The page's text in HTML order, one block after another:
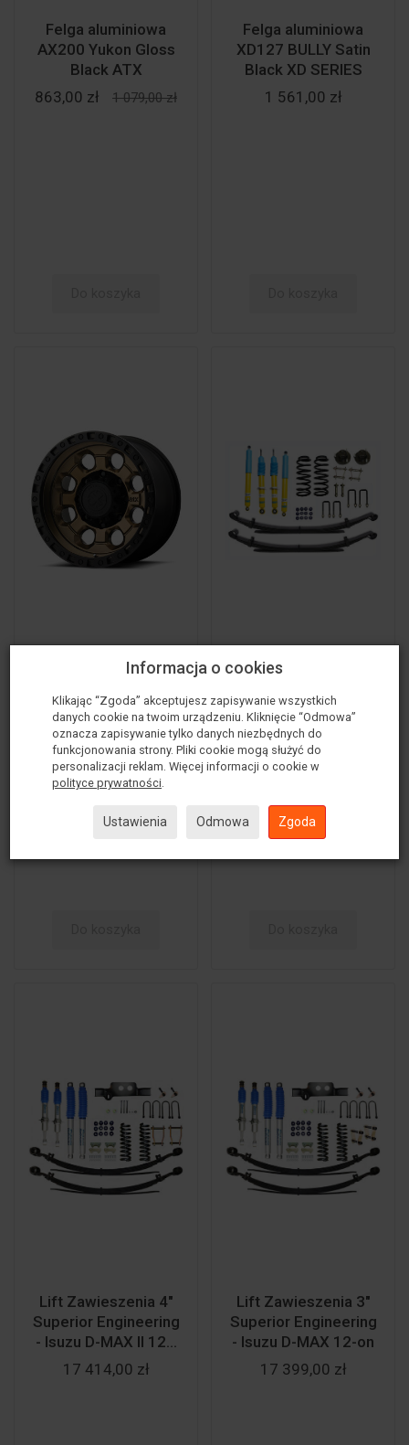
Felga aluminiowa
AX200 Yukon Gloss
Black ATX
863,00 zł
1 079,00 zł
Felga aluminiowa
XD127 BULLY Satin
Black XD SERIES
1 561,00 zł
Felga Aluminiowa
AX201 Brązowa z
Czarnym...
2 057,00 zł
Lift Zawieszenia
Engineering - Isuzu D-
MAX II ...
10 933,00 zł
Lift Zawieszenia 4"
Superior Engineering
- Isuzu D-MAX II 12...
17 414,00 zł
Lift Zawieszenia 3"
Superior Engineering
- Isuzu D-MAX 12-on
17 399,00 zł
Informacja o cookies
Klikając “Zgoda” akceptujesz zapisywanie wszystkich
danych cookie na twoim urządzeniu. Kliknięcie “Odmowa”
oznacza zapisywanie tylko danych niezbędnych do
funkcjonowania strony. Pliki cookie mogą służyć do
personalizacji reklam. Więcej informacji o cookie w
polityce prywatności
Ustawienia Odmowa Zgoda